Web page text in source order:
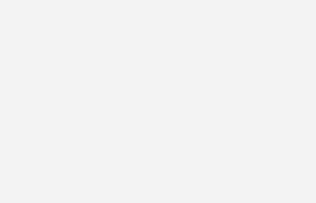
Fahrzeuge verbaut, ein Faktor von 50.
mehr als verbaut: Es bleiben also in
Batterien aus der
wenn ein neuer Präsident in
schwer macht oder
Bänder still stehen. Wir wissen
dass typischerweise mindestens fünf